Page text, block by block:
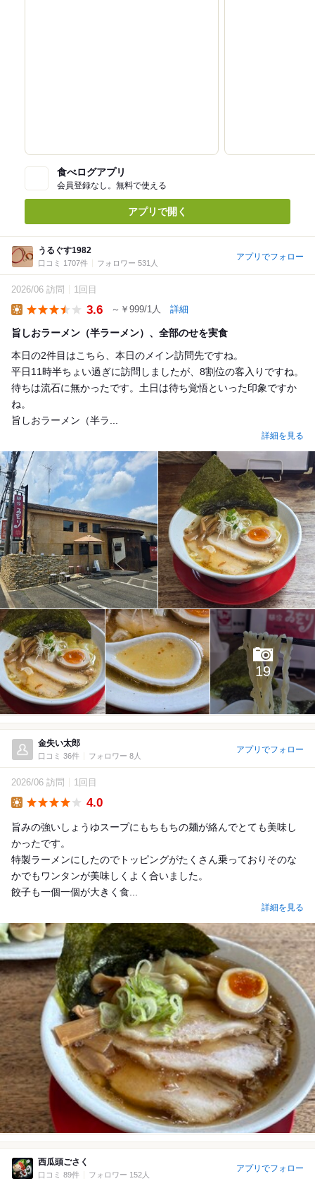
食べログアプリ
会員登録なし。無料で使える
アプリで開く
うるぐす1982
口コミ 1707件 フォロワー 531人
アプリでフォロー
2026/06 訪問 1回目
3.6 ～￥999/1人 詳細
旨しおラーメン（半ラーメン）、全部のせを実食
本日の2件目はこちら、本日のメイン訪問先ですね。
平日11時半ちょい過ぎに訪問しましたが、8割位の客入りですね。
待ちは流石に無かったです。土日は待ち覚悟といった印象ですか
ね。
旨しおラーメン（半ラ...
詳細を見る
19
金失い太郎
口コミ 36件 フォロワー 8人
アプリでフォロー
2026/06 訪問 1回目
4.0
旨みの強いしょうゆスープにもちもちの麺が絡んでとても美味し
かったです。
特製ラーメンにしたのでトッピングがたくさん乗っておりそのな
かでもワンタンが美味しくよく合いました。
餃子も一個一個が大きく食...
詳細を見る
西瓜頭ごさく
口コミ 89件 フォロワー 152人
アプリでフォロー